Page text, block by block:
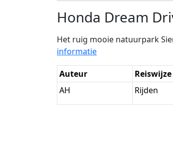
Honda Dream
Het ruig mooie natuurpark
informatie
Auteur Reiswijze
AH
Rijden